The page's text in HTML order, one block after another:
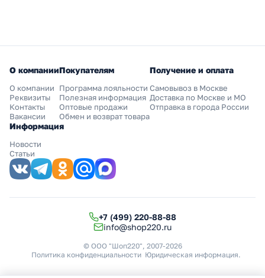
О компании
О компании
Реквизиты
Контакты
Вакансии
Покупателям
Программа лояльности
Полезная информация
Оптовые продажи
Обмен и возврат товара
Получение и оплата
Самовывоз в Москве
Доставка по Москве и МО
Отправка в города России
Информация
Новости
Статьи
+7 (499) 220-88-88
info@shop220.ru
© ООО "Шоп220", 2007-2026
Политика конфиденциальности Юридическая информация.